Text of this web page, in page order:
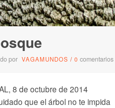
por VAGAMUNDOS / 0 comentarios
8 de octubre de 2014
que el árbol no te impida